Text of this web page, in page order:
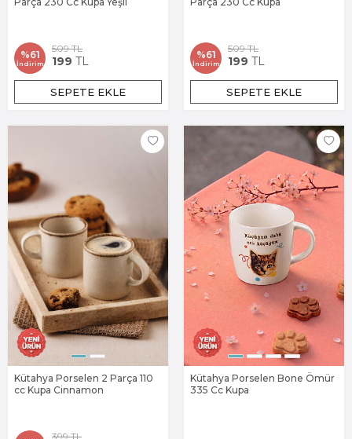
%61
İndirim
509TL
199 TL
SEPETE EKLE
%61
İndirim
509TL
199 TL
SEPETE EKLE
Kütahya Porselen 2 Parça 110
cc Kupa Cinnamon
399TL
Kütahya Porselen Bone Ömür
335 Cc Kupa